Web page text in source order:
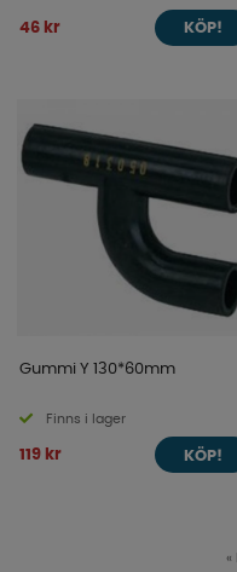
46 kr KÖP!
Gummi Y 130*60mm
Finns i lager
119 kr KÖP!
«